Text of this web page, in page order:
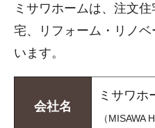
ミサワホームは、注文
宅、リフォーム・リノ
います。
会社名
ミサワホ
（MISAWA